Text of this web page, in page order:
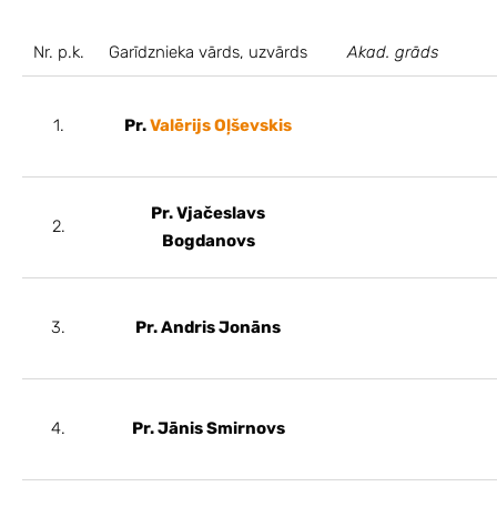
Nr. p.k. Garīdznieka vārds, uzvārds Akad. grāds
1. Pr.Valērijs Oļševskis
2.
Pr. Vjačeslavs
Bogdanovs
3. Pr. Andris Jonāns
4. Pr. Jānis Smirnovs